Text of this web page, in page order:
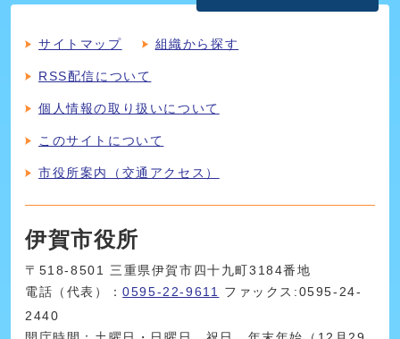
サイトマップ 組織から探す
RSS配信について
個人情報の取り扱いについて
このサイトについて
市役所案内（交通アクセス）
伊賀市役所
〒518-8501 三重県伊賀市四十九町3184番地
電話（代表）：0595-22-9611
ファックス:0595-24-
2440